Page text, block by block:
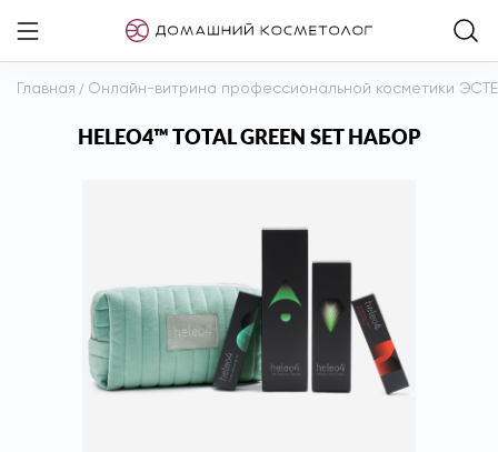
Главная / Онлайн-витрина профессиональной косметики
HELEO4™ TOTAL GREEN SET НАБОР